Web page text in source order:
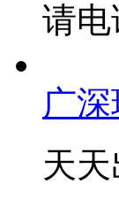
请电
广
天